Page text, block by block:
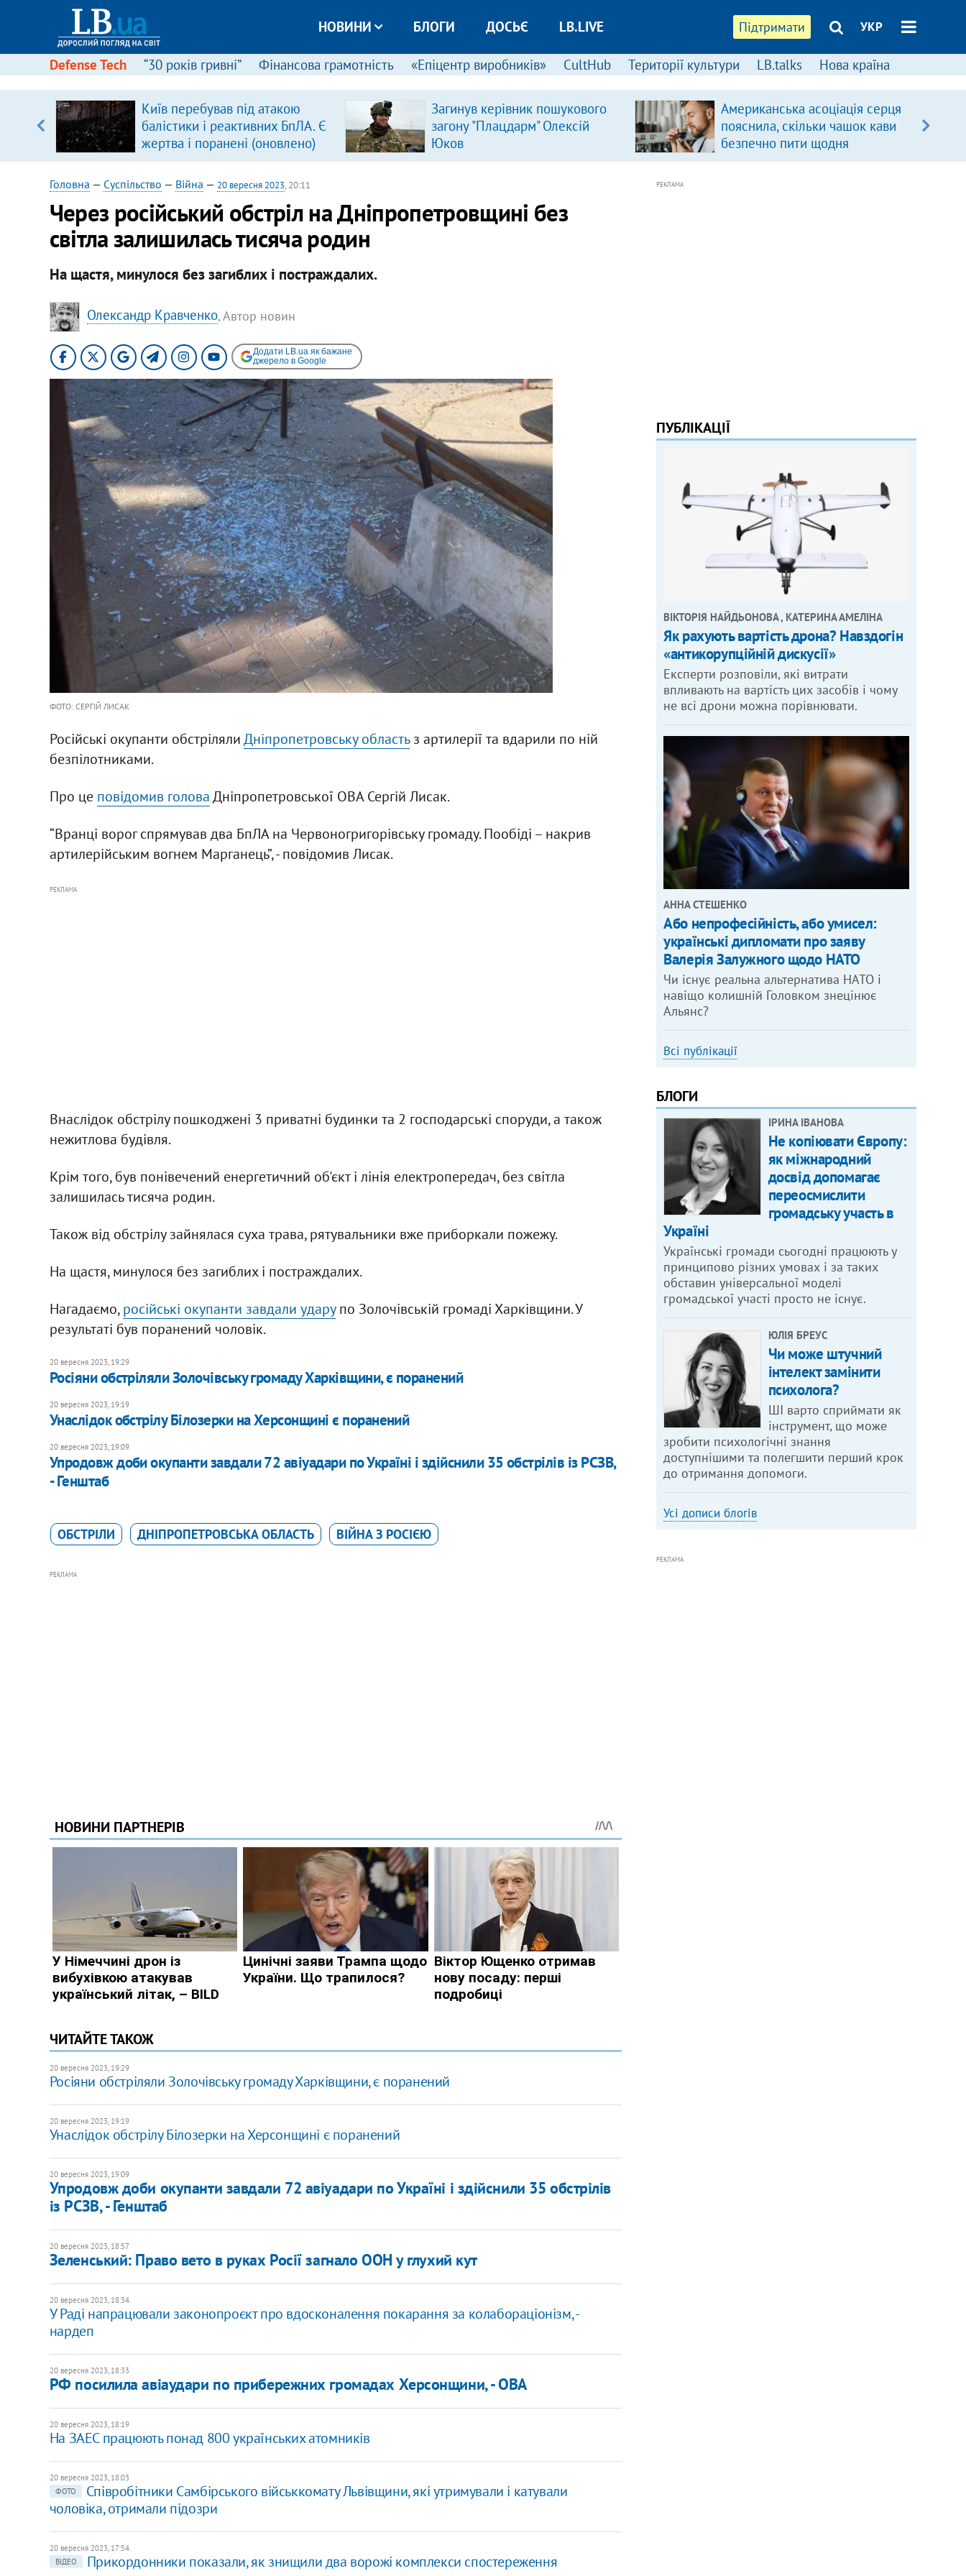
Підтримати УКР
НОВИНИ БЛОГИ ДОСЬЄ LB.LIVE
Defense Tech “30 років гривні” Фінансова грамотність «Епіцентр виробників» CultHub Території культури LB.talks Нова країна
Київ перебував під атакою
балістики і реактивних БпЛА. Є
жертва і поранені (оновлено)
Загинув керівник пошукового
загону "Плацдарм" Олексій
Юков
Американська асоціація серця
пояснила, скільки чашок кави
безпечно пити щодня
Головна — Суспільство — Війна — 20 вересня 2023, 20:11
Через російський обстріл на Дніпропетровщині без
світла залишилась тисяча родин
На щастя, минулося без загиблих і постраждалих.
Олександр Кравченко, Автор новин
Додати LB.ua як бажане
джерело в Google
ФОТО: СЕРГІЙ ЛИСАК
Російські окупанти обстрілялиДніпропетровську областьз артилерії та вдарили по ній
безпілотниками.
Про це повідомив головаДніпропетровської ОВА Сергій Лисак.
“Вранці ворог спрямував два БпЛА на Червоногригорівську громаду. Пообіді – накрив
артилерійським вогнем Марганець”, - повідомив Лисак.
РЕКЛАМА
Внаслідок обстрілу пошкоджені 3 приватні будинки та 2 господарські споруди, а також
нежитлова будівля.
Крім того, був понівечений енергетичний об'єкт і лінія електропередач, без світла
залишилась тисяча родин.
Також від обстрілу зайнялася суха трава, рятувальники вже приборкали пожежу.
На щастя, минулося без загиблих і постраждалих.
Нагадаємо,російські окупанти завдали ударупо Золочівській громаді Харківщини. У
результаті був поранений чоловік.
20 вересня 2023, 19:29
Росіяни обстріляли Золочівську громаду Харківщини, є поранений
20 вересня 2023, 19:19
Унаслідок обстрілу Білозерки на Херсонщині є поранений
20 вересня 2023, 19:09
Упродовж доби окупанти завдали 72 авіуадари по Україні і здійснили 35 обстрілів із РСЗВ,
- Генштаб
ОБСТРІЛИ ДНІПРОПЕТРОВСЬКА ОБЛАСТЬ ВІЙНА З РОСІЄЮ
РЕКЛАМА
ЧИТАЙТЕ ТАКОЖ
20 вересня 2023, 19:29
Росіяни обстріляли Золочівську громаду Харківщини, є поранений
20 вересня 2023, 19:19
Унаслідок обстрілу Білозерки на Херсонщині є поранений
20 вересня 2023, 19:09
Упродовж доби окупанти завдали 72 авіуадари по Україні і здійснили 35 обстрілів
із РСЗВ, - Генштаб
20 вересня 2023, 18:57
Зеленський: Право вето в руках Росії загнало ООН у глухий кут
20 вересня 2023, 18:34
​У Раді напрацювали законопроєкт про вдосконалення покарання за колабораціонізм, -
нардеп
20 вересня 2023, 18:33
РФ посилила авіаудари по прибережних громадах Херсонщини, - ОВА
20 вересня 2023, 18:19
На ЗАЕС працюють понад 800 українських атомників
20 вересня 2023, 18:03
ФОТО
Співробітники Самбірського військкомату Львівщини, які утримували і катували
чоловіка, отримали підозри
20 вересня 2023, 17:54
ВІДЕО
Прикордонники показали, як знищили два ворожі комплекси спостереження
РЕКЛАМА
ПУБЛІКАЦІЇ
ВІКТОРІЯ НАЙДЬОНОВА , КАТЕРИНА АМЕЛІНА
Як рахують вартість дрона? Навздогін
«антикорупційній дискусії»
Експерти розповіли, які витрати
впливають на вартість цих засобів і чому
не всі дрони можна порівнювати.
АННА СТЕШЕНКО
Або непрофесійність, або умисел:
українські дипломати про заяву
Валерія Залужного щодо НАТО
Чи існує реальна альтернатива НАТО і
навіщо колишній Головком знецінює
Альянс?
Всі публікації
БЛОГИ
ІРИНА ІВАНОВА
Не копіювати Європу:
як міжнародний
досвід допомагає
переосмислити
громадську участь в
Україні
Українські громади сьогодні працюють у
принципово різних умовах і за таких
обставин універсальної моделі
громадської участі просто не існує.
ЮЛІЯ БРЕУС
Чи може штучний
інтелект замінити
психолога?
ШІ варто сприймати як
інструмент, що може
зробити психологічні знання
доступнішими та полегшити перший крок
до отримання допомоги.
Усі дописи блогів
РЕКЛАМА